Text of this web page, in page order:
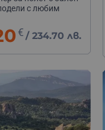
балон, направен от
с любим
€ /234.70 лв.